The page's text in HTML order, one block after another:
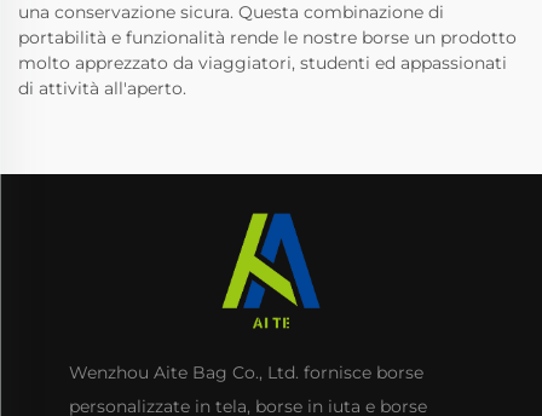
una conservazione sicura. Questa combinazione di
portabilità e funzionalità rende le nostre borse un prodotto
molto apprezzato da viaggiatori, studenti ed appassionati
di attività all'aperto.
Wenzhou Aite Bag Co., Ltd. fornisce borse
personalizzate in tela, borse in iuta e borse